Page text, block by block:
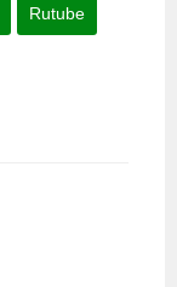
Rutube